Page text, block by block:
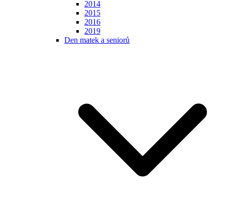
2014
2015
2016
2019
Den matek a seniorů